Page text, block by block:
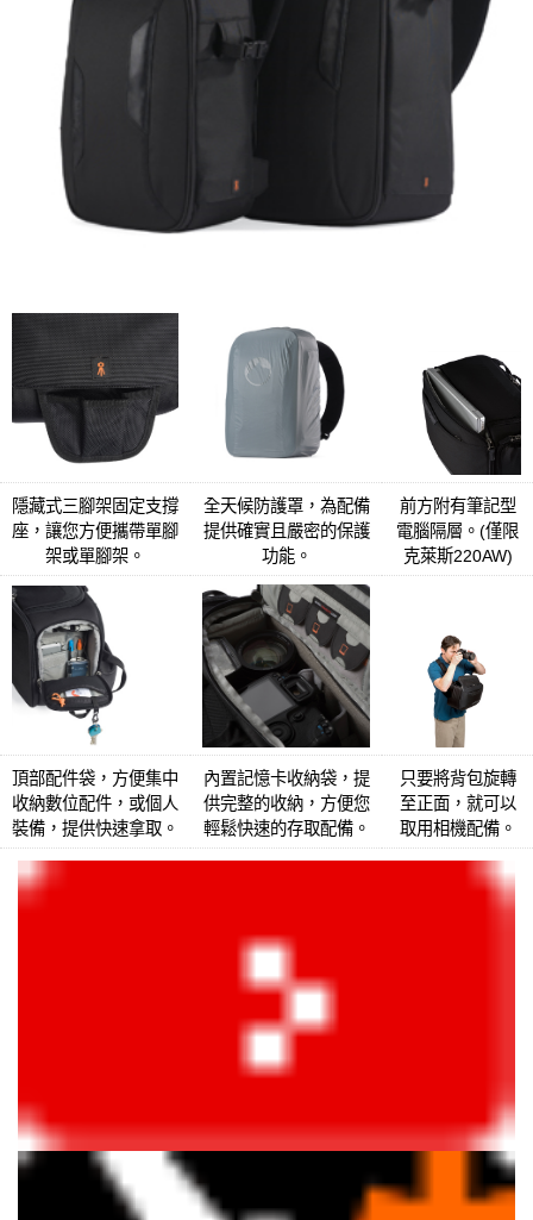
隱藏式三腳架固定支撐
座，讓您方便攜帶單腳
架或單腳架。
全天候防護罩，為配備
提供確實且嚴密的保護
功能。
前方附有筆記型
電腦隔層。(僅限
克萊斯220AW)
頂部配件袋，方便集中
收納數位配件，或個人
裝備，提供快速拿取。
內置記憶卡收納袋，提
供完整的收納，方便您
輕鬆快速的存取配備。
只要將背包旋轉
至正面，就可以
取用相機配備。